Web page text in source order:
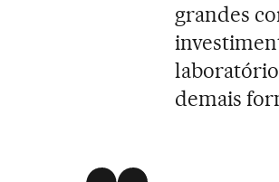
grandes
demais